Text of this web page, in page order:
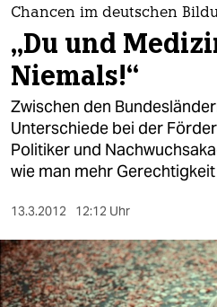
themen
politik
öko
gesellschaft
kultur
sport
berlin
nord
Chancen im deutschen
„Du und
Niemals!“
Zwischen den
Unterschiede bei der
Politiker und
wie man mehr
13.3.2012 12:12 Uhr